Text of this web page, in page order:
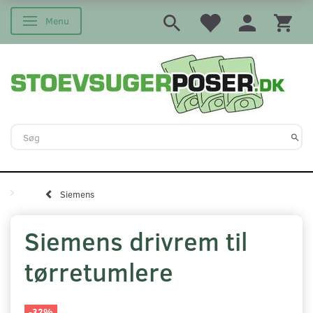
Skifte navigation
Menu
Siemens
Siemens drivrem til
tørretumlere